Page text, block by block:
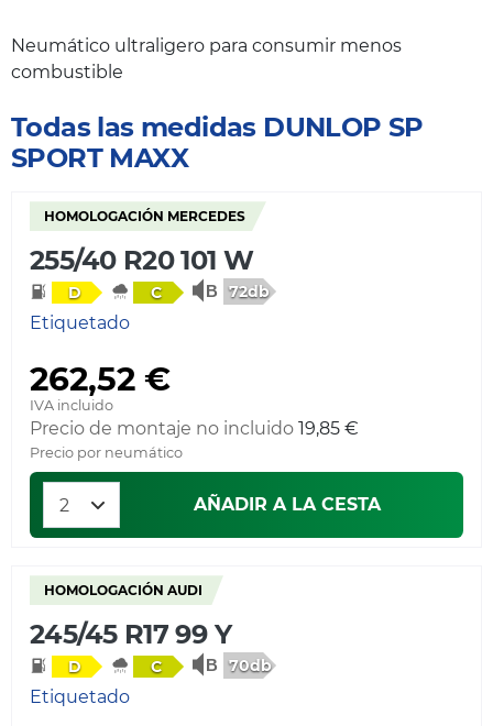
Neumático ultraligero para consumir menos
combustible
Todas las medidas DUNLOP SP
SPORT MAXX
HOMOLOGACIÓN MERCEDES
255/40 R20 101 W
D C 72db
Etiquetado
262,52 €
IVA incluido
Precio de montaje no incluido 19,85 €
Precio por neumático
AÑADIR A LA CESTA
HOMOLOGACIÓN AUDI
245/45 R17 99 Y
D C 70db
Etiquetado